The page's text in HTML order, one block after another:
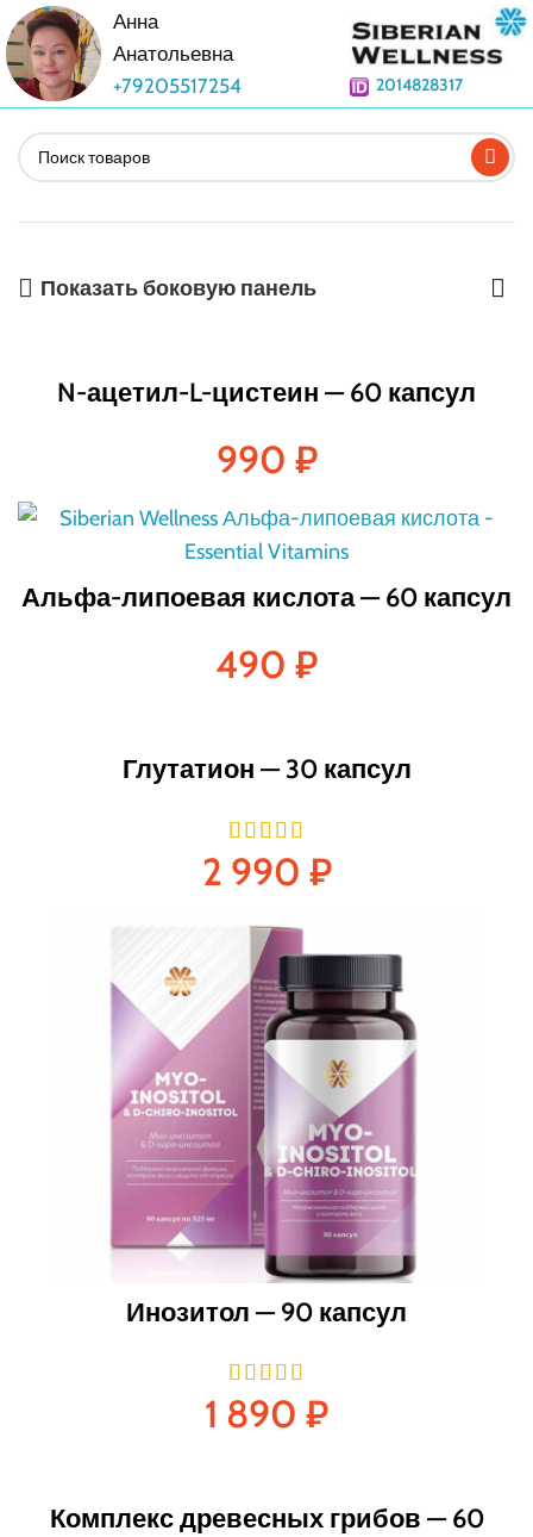
Анна
Анатольевна
+79205517254
2014828317
Показать боковую панель
N-ацетил-L-цистеин — 60 капсул
990 ₽
Альфа-липоевая кислота — 60 капсул
490 ₽
Глутатион — 30 капсул
2 990 ₽
Инозитол — 90 капсул
1 890 ₽
Комплекс древесных грибов — 60